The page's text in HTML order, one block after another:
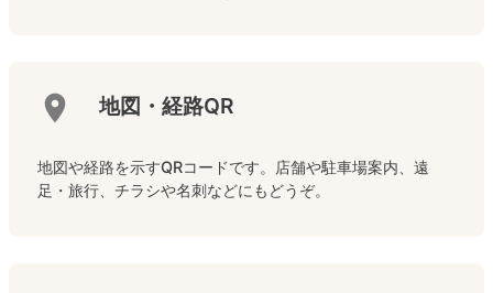
地図・経路QR
地図や経路を示すQRコードです。店舗や駐車場案内、遠
足・旅行、チラシや名刺などにもどうぞ。